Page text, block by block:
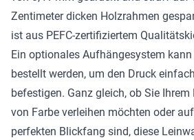
Zentimeter dicken Holzrahmen
ist aus PEFC-zertifiziertem
Ein optionales Aufhängesystem
bestellt werden, um den Druck
befestigen. Ganz gleich, ob Sie
von Farbe verleihen möchten oder
perfekten Blickfang sind, diese